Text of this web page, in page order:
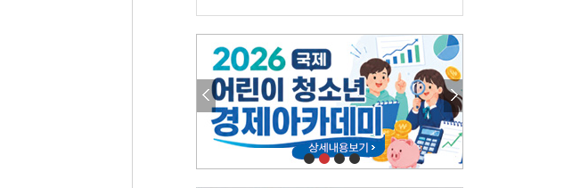
문재필-여름_저녁무렵의호수
이 한편의 시조[전체보기]
참선 /오기환
고향 /김진규
주말 영화 박스오피스[전체보기]
‘스파이더맨’ 개봉 5일 만에 300만 돌풍…박스오피스·예매율 동시 1위
‘호프’ 개봉 11일 만에 관객 300만…‘스파이더맨’ 예매율 68.8% 1위